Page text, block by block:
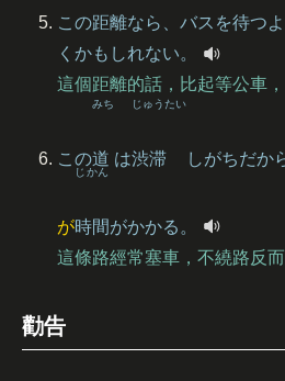
この距離なら、バスを待つ
くかもしれない。
這個距離的話，比起等公車
この道
みち
は渋滞
じゅうたい
しがちだか
が時間
じかん
がかかる。
這條路經常塞車，不繞路反而
勸告